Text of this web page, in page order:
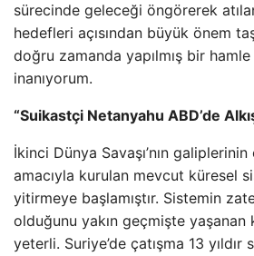
sürecinde geleceği öngörerek
hedefleri açısından büyük önem
doğru zamanda yapılmış bir
inanıyorum.
“Suikastçi Netanyahu ABD’de
İkinci Dünya Savaşı’nın galiplerinin
amacıyla kurulan mevcut küresel
yitirmeye başlamıştır. Sistemin
olduğunu yakın geçmişte
yeterli. Suriye’de çatışma 13 yıldır